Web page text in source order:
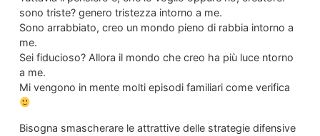
sono triste? genero tristezza intorno a me.
Sono arrabbiato, creo un mondo pieno di rabbia intorno a
me.
Sei fiducioso? Allora il mondo che creo ha più luce ntorno
a me.
Mi vengono in mente molti episodi familiari come verifica
Bisogna smascherare le attrattive delle strategie difensive